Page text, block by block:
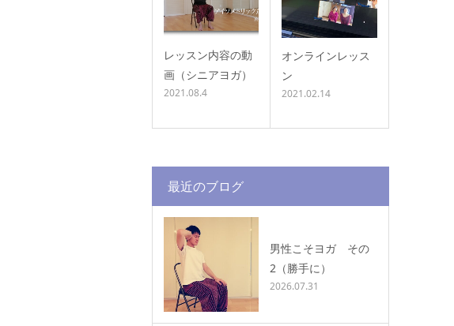
レッスン内容の動
画（シニアヨガ）
2021.08.4
オンラインレッス
ン
2021.02.14
最近のブログ
男性こそヨガ その
2（勝手に）
2026.07.31